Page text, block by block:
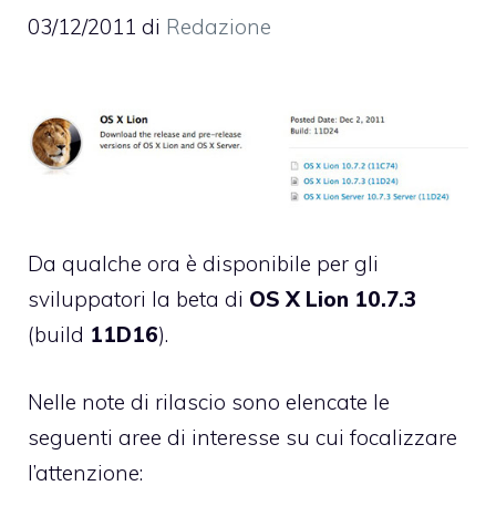
03/12/2011 di Redazione
Da qualche ora è disponibile per gli
sviluppatori la beta di OS X Lion 10.7.3
(build 11D16).
Nelle note di rilascio sono elencate le
seguenti aree di interesse su cui focalizzare
l’attenzione: